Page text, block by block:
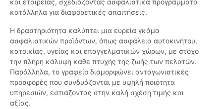
και εταιρείας, σχεδιάζοντας ασφαλιστικά προγράμματα
κατάλληλα για διαφορετικές απαιτήσεις.
Η δραστηριότητα καλύπτει μια ευρεία γκάμα
ασφαλιστικών προϊόντων, όπως ασφάλεια αυτοκινήτου,
κατοικίας, υγείας και επαγγελματικών χώρων, με στόχο
την πλήρη κάλυψη κάθε πτυχής της ζωής των πελατών.
Παράλληλα, το γραφείο διαμορφώνει ανταγωνιστικές
προσφορές που συνδυάζονται με υψηλή ποιότητα
υπηρεσιών, εστιάζοντας στην καλή σχέση τιμής και
αξίας.